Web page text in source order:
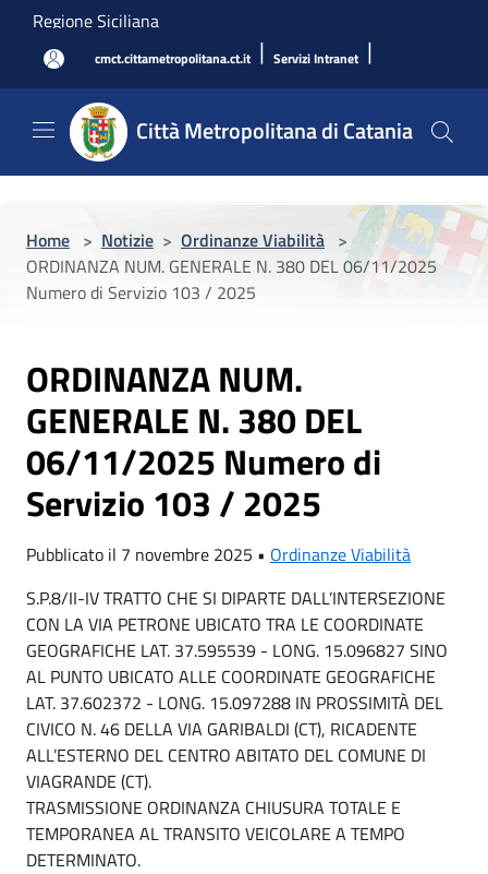
Salta al contenuto principale
Regione Siciliana
cmct.cittametropolitana.ct.it | Servizi Intranet |
Città Metropolitana di Catania
Home > Notizie > Ordinanze Viabilità >
ORDINANZA NUM. GENERALE N. 380 DEL 06/11/2025
Numero di Servizio 103 / 2025
ORDINANZA NUM.
GENERALE N. 380 DEL
06/11/2025 Numero di
Servizio 103 / 2025
Pubblicato il 7 novembre 2025 • Ordinanze Viabilità
S.P.8/II-IV TRATTO CHE SI DIPARTE DALL’INTERSEZIONE
CON LA VIA PETRONE UBICATO TRA LE COORDINATE
GEOGRAFICHE LAT. 37.595539 - LONG. 15.096827 SINO
AL PUNTO UBICATO ALLE COORDINATE GEOGRAFICHE
LAT. 37.602372 - LONG. 15.097288 IN PROSSIMITÀ DEL
CIVICO N. 46 DELLA VIA GARIBALDI (CT), RICADENTE
ALL’ESTERNO DEL CENTRO ABITATO DEL COMUNE DI
VIAGRANDE (CT).
TRASMISSIONE ORDINANZA CHIUSURA TOTALE E
TEMPORANEA AL TRANSITO VEICOLARE A TEMPO
DETERMINATO.